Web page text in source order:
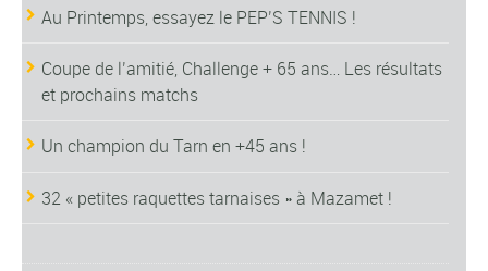
Au Printemps, essayez le PEP’S TENNIS !
Coupe de l’amitié, Challenge + 65 ans… Les résultats
et prochains matchs
Un champion du Tarn en +45 ans !
32 « petites raquettes tarnaises » à Mazamet !